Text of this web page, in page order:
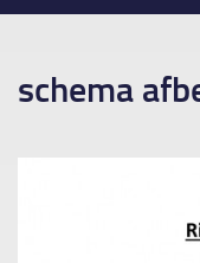
schema